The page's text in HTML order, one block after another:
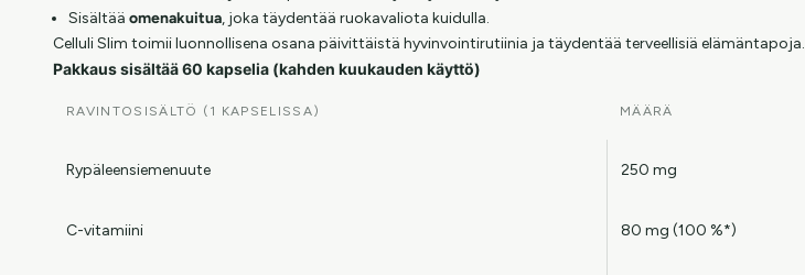
Sisältää omenakuitua, joka täydentää ruokavaliota kuidulla.
Celluli Slim toimii luonnollisena osana päivittäistä hyvinvointirutiinia ja täydentää terveellisiä elämäntapoja.
Pakkaus sisältää 60 kapselia (kahden kuukauden käyttö)
RAVINTOSISÄLTÖ (1 KAPSELISSA) MÄÄRÄ
Rypäleensiemenuute 250 mg
C-vitamiini 80 mg (100 %*)